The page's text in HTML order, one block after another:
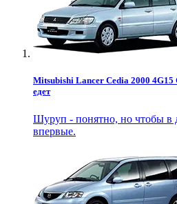
Mitsubishi Lancer Cedia 2000 4G15
едет
Шуруп - понятно, но чтобы в
впервые.